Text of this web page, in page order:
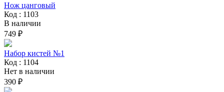
Нож цанговый
Код : 1103
В наличии
749 ₽
Набор кистей №1
Код : 1104
Нет в наличии
390 ₽